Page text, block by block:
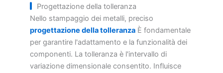
Progettazione della tolleranza
Nello stampaggio dei metalli, preciso
progettazione della tolleranza È fondamentale
per garantire l'adattamento e la funzionalità dei
componenti. La tolleranza è l'intervallo di
variazione dimensionale consentito. Influisce